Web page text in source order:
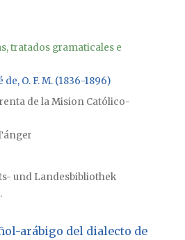
tratados gramaticales e
O. F. M. (1836-1896)
de la Mision Católico-
und Landesbibliothek
arábigo del dialecto de